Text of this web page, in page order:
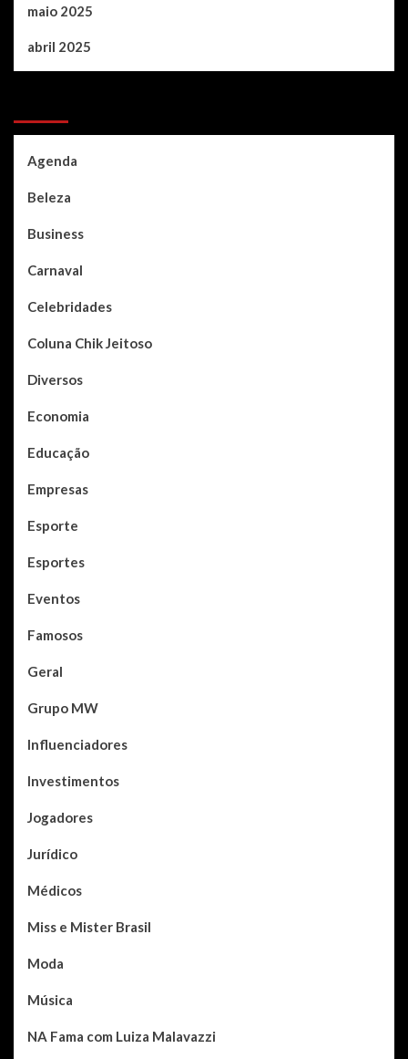
maio 2025
abril 2025
Agenda
Beleza
Business
Carnaval
Celebridades
Coluna Chik Jeitoso
Diversos
Economia
Educação
Empresas
Esporte
Esportes
Eventos
Famosos
Geral
Grupo MW
Influenciadores
Investimentos
Jogadores
Jurídico
Médicos
Miss e Mister Brasil
Moda
Música
NA Fama com Luiza Malavazzi